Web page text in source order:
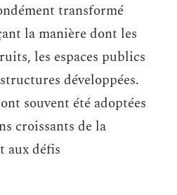
transformé
la manière dont les
les espaces publics
développées.
souvent été adoptées
croissants de la
aux défis